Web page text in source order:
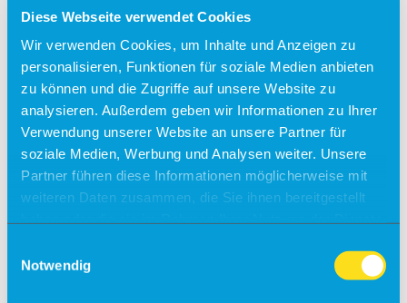
Diese Webseite verwendet Cookies
Wir verwenden Cookies, um Inhalte und Anzeigen zu
personalisieren, Funktionen für soziale Medien anbieten
zu können und die Zugriffe auf unsere Website zu
analysieren. Außerdem geben wir Informationen zu Ihrer
Verwendung unserer Website an unsere Partner für
soziale Medien, Werbung und Analysen weiter. Unsere
Partner führen diese Informationen möglicherweise mit
weiteren Daten zusammen, die Sie ihnen bereitgestellt
Notwendig
Kostenfreies Parken
Barrierefreies Reisen
Gepäck
Allgemein
Sicherheit
Fundsachen
Tiere
Gastronomie & Shops
Free Wifi
Besucherführungen